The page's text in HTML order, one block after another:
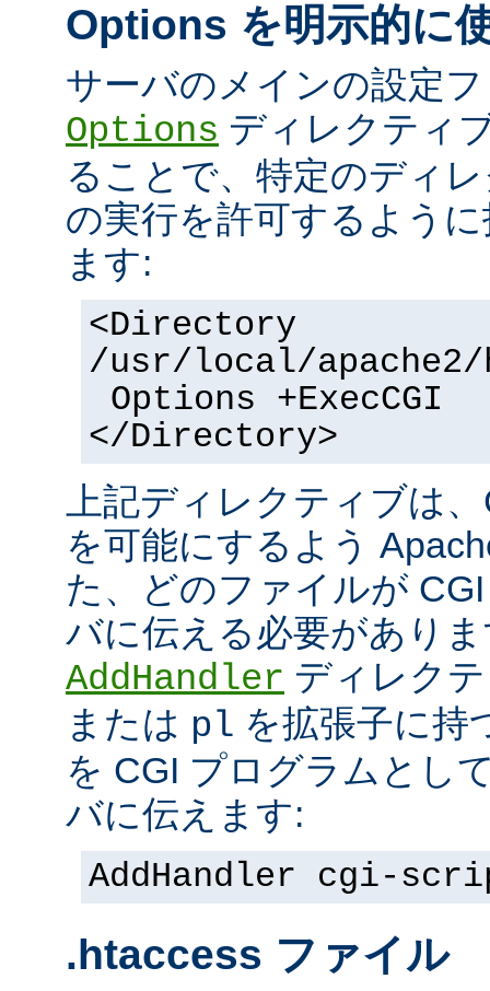
Options を明示的に
サーバのメインの設定
Options ディレクティ
ることで、特定のディ
の実行を許可するよう
ます:
<Directory
/usr/local/apache2/
Options +ExecCGI
</Directory>
上記ディレクティブは
を可能にするよう
た、どのファイルが
バに伝える必要があり
AddHandler ディレク
または pl を拡張子に持
を CGI プログラムとし
バに伝えます:
AddHandler cgi-
.htaccess ファイル